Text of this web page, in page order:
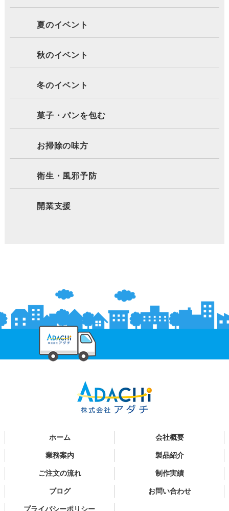
夏のイベント
秋のイベント
冬のイベント
菓子・パンを包む
お掃除の味方
衛生・風邪予防
開業支援
ホーム 会社概要
業務案内 製品紹介
ご注文の流れ 制作実績
ブログ お問い合わせ
プライバシーポリシー